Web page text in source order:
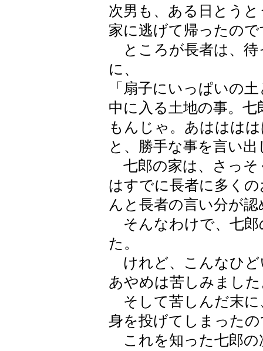
次男も、ある日とう
家に逃げて帰ったので
ところが長者は、待
に、
「扇子にいっぱいの
中に入る土地の事。
もんじゃ。あははは
と、勝手な事を言い
七郎の家は、さっそ
はすでに長者に多く
んと長者の言い分が
そんなわけで、七郎
た。
けれど、こんなひど
あやめは苦しみまし
そして苦しんだ末に
身を投げてしまった
これを知った七郎の